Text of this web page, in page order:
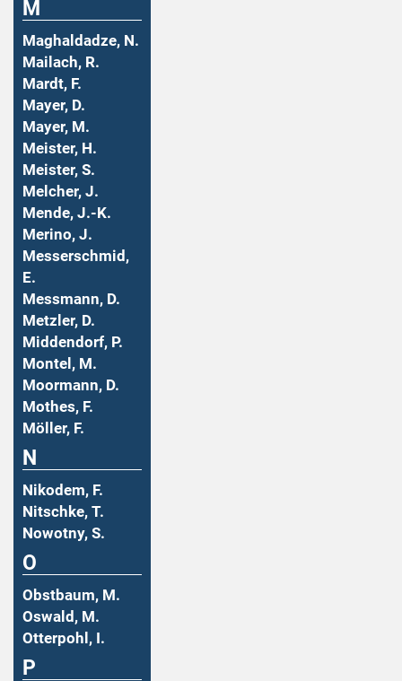
M
Maghaldadze, N.
Mailach, R.
Mardt, F.
Mayer, D.
Mayer, M.
Meister, H.
Meister, S.
Melcher, J.
Mende, J.-K.
Merino, J.
Messerschmid,
E.
Messmann, D.
Metzler, D.
Middendorf, P.
Montel, M.
Moormann, D.
Mothes, F.
Möller, F.
N
Nikodem, F.
Nitschke, T.
Nowotny, S.
O
Obstbaum, M.
Oswald, M.
Otterpohl, I.
P